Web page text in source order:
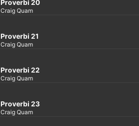
Proverbi 20
Craig Quam
Proverbi 21
Craig Quam
Proverbi 22
Craig Quam
Proverbi 23
Craig Quam